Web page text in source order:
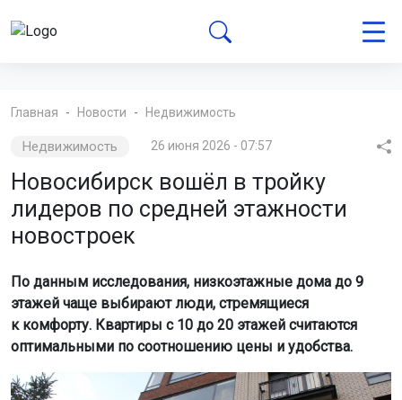
Главная Новости Недвижимость
Недвижимость 26 июня 2026 - 07:57
Новосибирск вошёл в тройку
лидеров по средней этажности
новостроек
По данным исследования, низкоэтажные дома до 9
этажей чаще выбирают люди, стремящиеся
к комфорту. Квартиры с 10 до 20 этажей считаются
оптимальными по соотношению цены и удобства.